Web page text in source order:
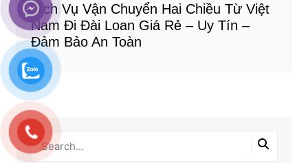
Dịch Vụ Vận Chuyển Hai Chiều Từ Việt
Nam Đi Đài Loan Giá Rẻ – Uy Tín –
Đảm Bảo An Toàn